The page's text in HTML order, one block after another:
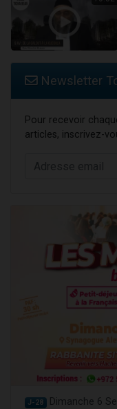
Newsletter
Pour recevoir
articles, inscrivez-
J-28 Dimanche 6